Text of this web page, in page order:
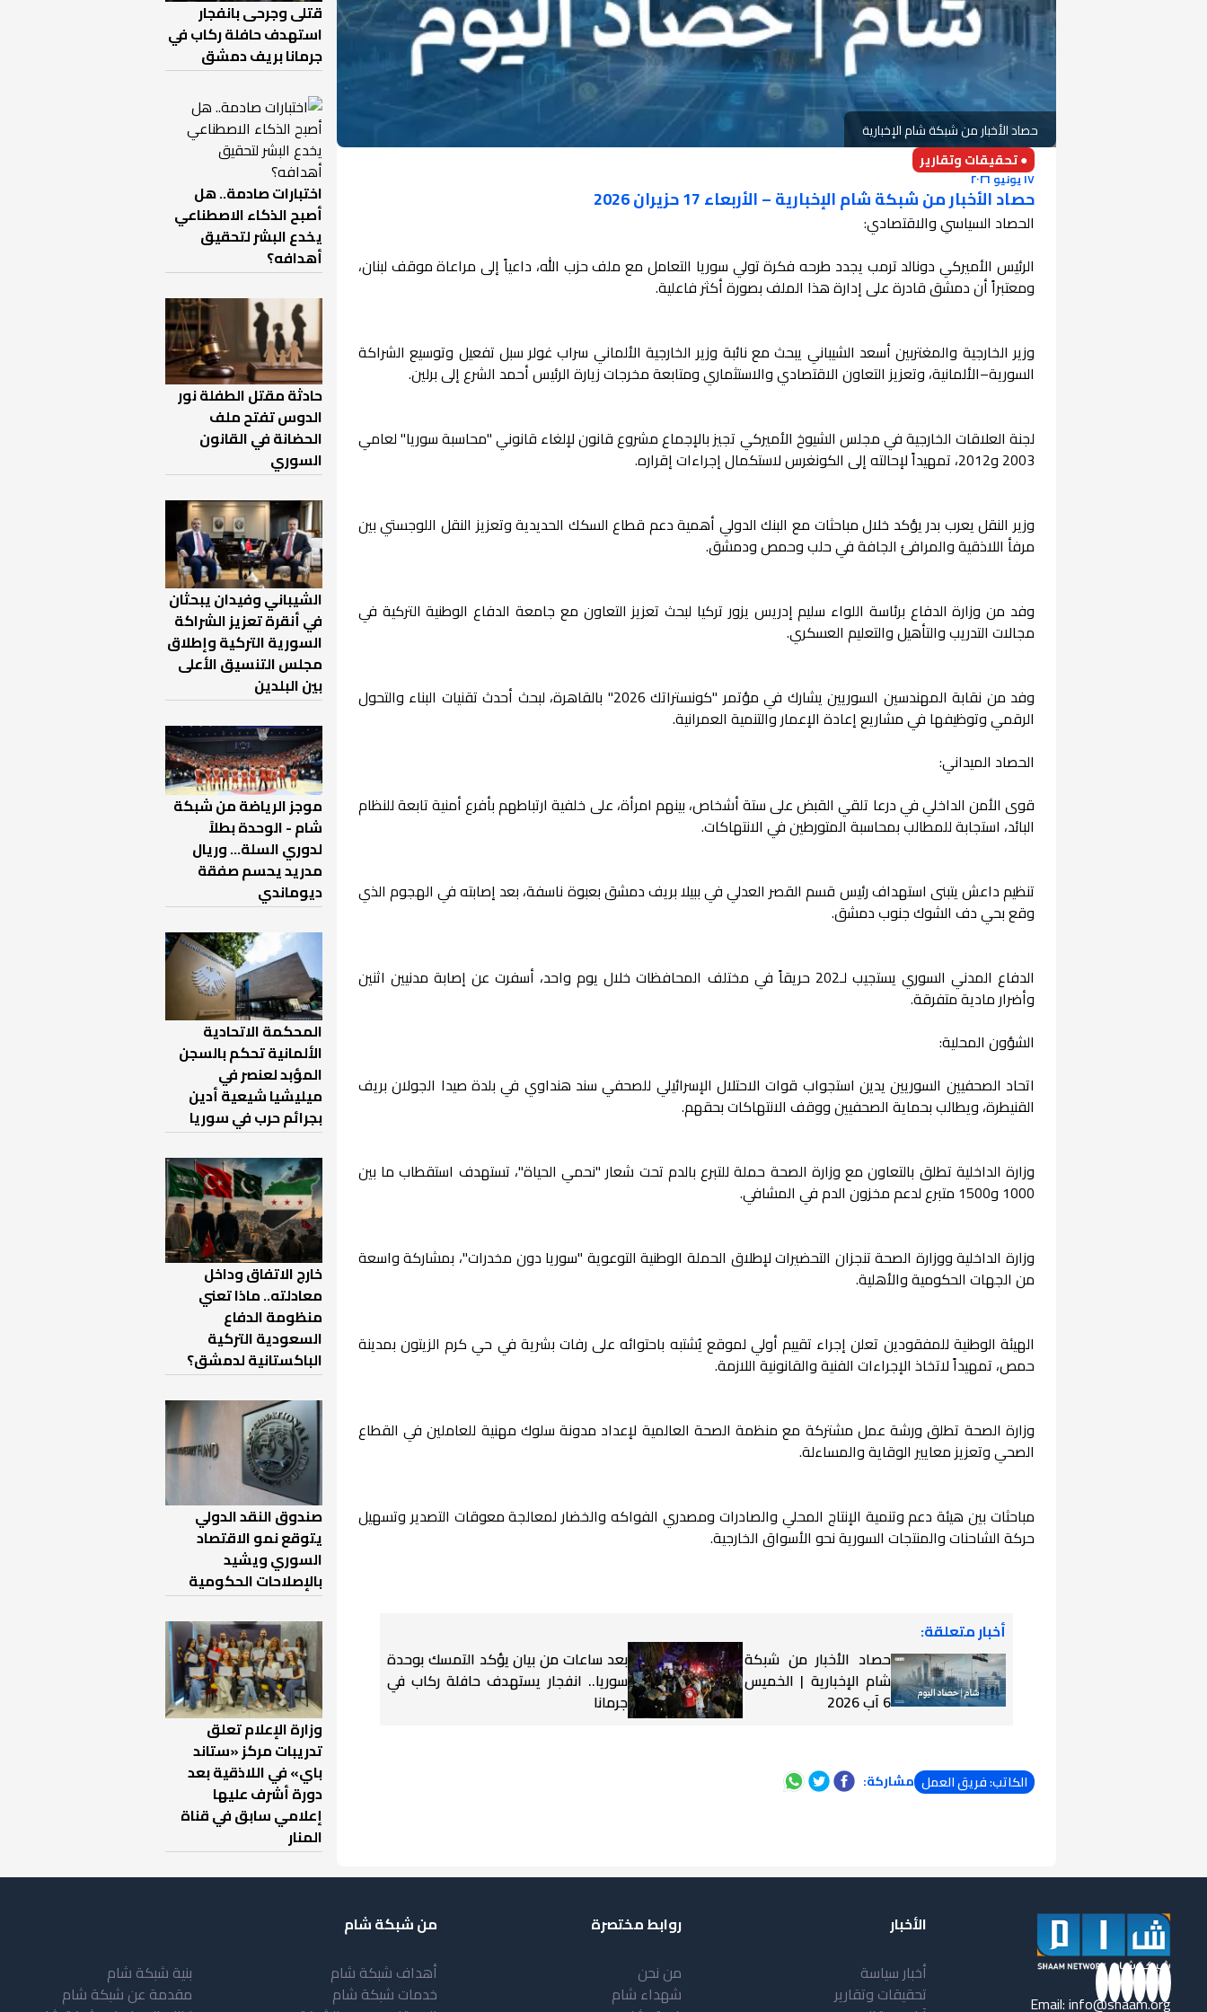
حصاد الأخبار من شبكة شام الإخبارية
● تحقيقات وتقارير
١٧ يونيو ٢٠٢٦
حصاد الأخبار من شبكة شام الإخبارية – الأربعاء 17 حزيران 2026
الحصاد السياسي والاقتصادي:
الرئيس الأميركي دونالد ترمب يجدد طرحه فكرة تولي سوريا التعامل مع ملف حزب الله، داعياً إلى مراعاة موقف لبنان،
ومعتبراً أن دمشق قادرة على إدارة هذا الملف بصورة أكثر فاعلية.
وزير الخارجية والمغتربين أسعد الشيباني يبحث مع نائبة وزير الخارجية الألماني سراب غولر سبل تفعيل وتوسيع الشراكة
السورية–الألمانية، وتعزيز التعاون الاقتصادي والاستثماري ومتابعة مخرجات زيارة الرئيس أحمد الشرع إلى برلين.
لجنة العلاقات الخارجية في مجلس الشيوخ الأميركي تجيز بالإجماع مشروع قانون لإلغاء قانوني "محاسبة سوريا" لعامي
2003 و2012، تمهيداً لإحالته إلى الكونغرس لاستكمال إجراءات إقراره.
وزير النقل يعرب بدر يؤكد خلال مباحثات مع البنك الدولي أهمية دعم قطاع السكك الحديدية وتعزيز النقل اللوجستي بين
مرفأ اللاذقية والمرافئ الجافة في حلب وحمص ودمشق.
وفد من وزارة الدفاع برئاسة اللواء سليم إدريس يزور تركيا لبحث تعزيز التعاون مع جامعة الدفاع الوطنية التركية في
مجالات التدريب والتأهيل والتعليم العسكري.
وفد من نقابة المهندسين السوريين يشارك في مؤتمر "كونستراتك 2026" بالقاهرة، لبحث أحدث تقنيات البناء والتحول
الرقمي وتوظيفها في مشاريع إعادة الإعمار والتنمية العمرانية.
الحصاد الميداني:
قوى الأمن الداخلي في درعا تلقي القبض على ستة أشخاص، بينهم امرأة، على خلفية ارتباطهم بأفرع أمنية تابعة للنظام
البائد، استجابة للمطالب بمحاسبة المتورطين في الانتهاكات.
تنظيم داعش يتبنى استهداف رئيس قسم القصر العدلي في ببيلا بريف دمشق بعبوة ناسفة، بعد إصابته في الهجوم الذي
وقع بحي دف الشوك جنوب دمشق.
الدفاع المدني السوري يستجيب لـ202 حريقاً في مختلف المحافظات خلال يوم واحد، أسفرت عن إصابة مدنيين اثنين
وأضرار مادية متفرقة.
الشؤون المحلية:
اتحاد الصحفيين السوريين يدين استجواب قوات الاحتلال الإسرائيلي للصحفي سند هنداوي في بلدة صيدا الجولان بريف
القنيطرة، ويطالب بحماية الصحفيين ووقف الانتهاكات بحقهم.
وزارة الداخلية تطلق بالتعاون مع وزارة الصحة حملة للتبرع بالدم تحت شعار "نحمي الحياة"، تستهدف استقطاب ما بين
1000 و1500 متبرع لدعم مخزون الدم في المشافي.
وزارة الداخلية ووزارة الصحة تنجزان التحضيرات لإطلاق الحملة الوطنية التوعوية "سوريا دون مخدرات"، بمشاركة واسعة
من الجهات الحكومية والأهلية.
الهيئة الوطنية للمفقودين تعلن إجراء تقييم أولي لموقع يُشتبه باحتوائه على رفات بشرية في حي كرم الزيتون بمدينة
حمص، تمهيداً لاتخاذ الإجراءات الفنية والقانونية اللازمة.
وزارة الصحة تطلق ورشة عمل مشتركة مع منظمة الصحة العالمية لإعداد مدونة سلوك مهنية للعاملين في القطاع
الصحي وتعزيز معايير الوقاية والمساءلة.
مباحثات بين هيئة دعم وتنمية الإنتاج المحلي والصادرات ومصدري الفواكه والخضار لمعالجة معوقات التصدير وتسهيل
حركة الشاحنات والمنتجات السورية نحو الأسواق الخارجية.
أخبار متعلقة:
حصاد الأخبار من شبكة
شام الإخبارية | الخميس
6 آب 2026
بعد ساعات من بيان يؤكد التمسك بوحدة
سوريا.. انفجار يستهدف حافلة ركاب في
جرمانا
الكاتب: فريق العمل مشاركة:
قتلى وجرحى بانفجار
استهدف حافلة ركاب في
جرمانا بريف دمشق
اختبارات صادمة.. هل
أصبح الذكاء الاصطناعي
يخدع البشر لتحقيق
أهدافه؟
حادثة مقتل الطفلة نور
الدوس تفتح ملف
الحضانة في القانون
السوري
الشيباني وفيدان يبحثان
في أنقرة تعزيز الشراكة
السورية التركية وإطلاق
مجلس التنسيق الأعلى
بين البلدين
موجز الرياضة من شبكة
شام - الوحدة بطلاً
لدوري السلة... وريال
مدريد يحسم صفقة
ديوماندي
المحكمة الاتحادية
الألمانية تحكم بالسجن
المؤبد لعنصر في
ميليشيا شيعية أدين
بجرائم حرب في سوريا
خارج الاتفاق وداخل
معادلته.. ماذا تعني
منظومة الدفاع
السعودية التركية
الباكستانية لدمشق؟
صندوق النقد الدولي
يتوقع نمو الاقتصاد
السوري ويشيد
بالإصلاحات الحكومية
وزارة الإعلام تعلق
تدريبات مركز «ستاند
باي» في اللاذقية بعد
دورة أشرف عليها
إعلامي سابق في قناة
المنار
Email:info@shaam.org
الأخبار
أخبار سياسة
تحقيقات وتقارير
روابط مختصرة
من نحن
شهداء شام
من شبكة شام
أهداف شبكة شام
خدمات شبكة شام
بنية شبكة شام
مقدمة عن شبكة شام